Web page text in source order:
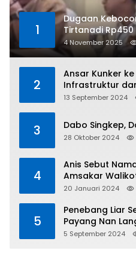
1
Dugaan
Tirtanadi Rp450
Kritikan
4 November 2025
2
Ansar Kunker
Infrastruktur
Direalisasikan
13 September 2024
3 Dabo Singkep,
28 Oktober 2024
4
Anis Sebut
Amsakar
20 Januari 2024
5
Penebang Liar
Payang Nan
5 September 2024